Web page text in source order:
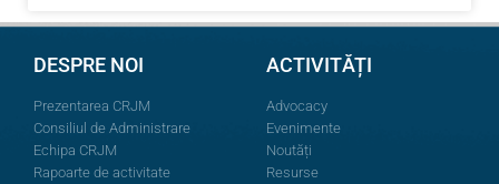
DESPRE NOI
Prezentarea CRJM
Consiliul de Administrare
Echipa CRJM
Rapoarte de activitate
ACTIVITĂȚI
Advocacy
Evenimente
Noutăți
Resurse